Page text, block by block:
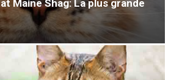
Maine Shag: La plus grande